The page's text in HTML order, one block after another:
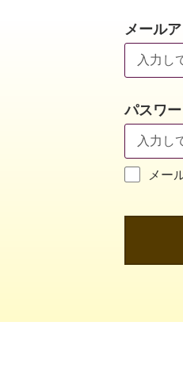
メール
パスワ
メー